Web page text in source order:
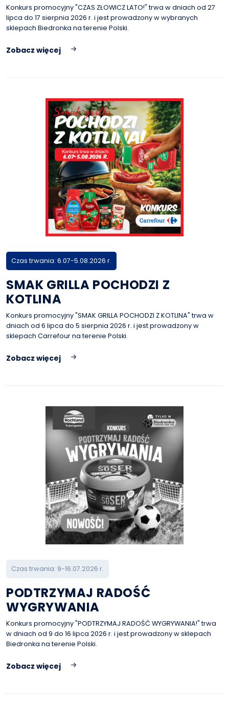
Konkurs promocyjny "CZAS ZŁOWICZ LATO!" trwa w dniach od 27
lipca do 17 sierpnia 2026 r. i jest prowadzony w wybranych
sklepach Biedronka na terenie Polski.
Zobacz więcej
Czas trwania: 6.07-5.08.2026 r.
SMAK GRILLA POCHODZI Z
KOTLINA
Konkurs promocyjny "SMAK GRILLA POCHODZI Z KOTLINA" trwa w
dniach od 6 lipca do 5 sierpnia 2026 r. i jest prowadzony w
sklepach Carrefour na terenie Polski.
Zobacz więcej
Czas trwania: 9-16.07.2026 r.
PODTRZYMAJ RADOŚĆ
WYGRYWANIA
Konkurs promocyjny "PODTRZYMAJ RADOŚĆ WYGRYWANIA!" trwa
w dniach od 9 do 16 lipca 2026 r. i jest prowadzony w sklepach
Biedronka na terenie Polski.
Zobacz więcej